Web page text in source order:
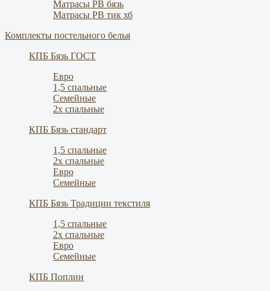
Матрасы РВ бязь
Матрасы РВ тик хб
Комплекты постельного белья
КПБ Бязь ГОСТ
Евро
1,5 спальные
Семейные
2х спальные
КПБ Бязь стандарт
1,5 спальные
2х спальные
Евро
Семейные
КПБ Бязь Традиции текстиля
1,5 спальные
2х спальные
Евро
Семейные
КПБ Поплин